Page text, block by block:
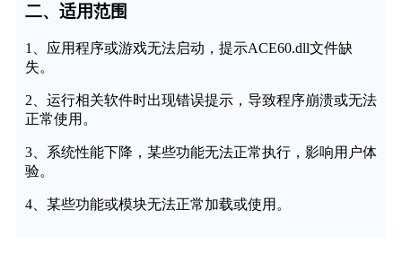
二、适用范围
1、应用程序或游戏无法启动，提示ACE60.dll文件缺
失。
2、运行相关软件时出现错误提示，导致程序崩溃或无法
正常使用。
3、系统性能下降，某些功能无法正常执行，影响用户体
验。
4、某些功能或模块无法正常加载或使用。